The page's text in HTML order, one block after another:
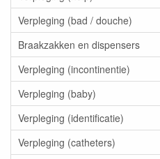
Verpleging (bad / douche)
Braakzakken en dispensers
Verpleging (incontinentie)
Verpleging (baby)
Verpleging (identificatie)
Verpleging (catheters)